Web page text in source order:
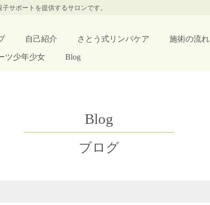
サポートを提供するサロンです。
自己紹介 さとう式リンパケア 施術の流れ
ツ少年少女 Blog
Blog
ブログ